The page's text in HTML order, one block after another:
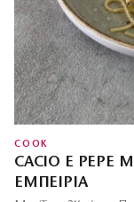
COOK
CACIO E
ΕΜΠΕΙΡΊΑ